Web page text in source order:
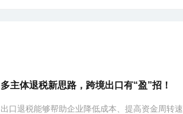
多主体退税新思路，跨境出口有“盈”招！
出口退税能够帮助企业降低成本、提高资金周转